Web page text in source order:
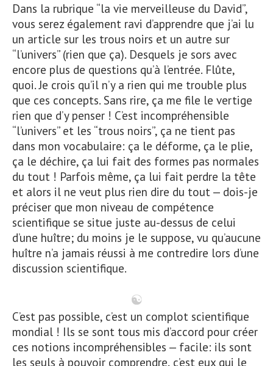
Dans la rubrique “la vie merveilleuse du David”,
vous serez également ravi d’apprendre que j’ai lu
un article sur les trous noirs et un autre sur
“l’univers” (rien que ça). Desquels je sors avec
encore plus de questions qu’à l’entrée. Flûte,
quoi. Je crois qu’il n’y a rien qui me trouble plus
que ces concepts. Sans rire, ça me file le vertige
rien que d’y penser ! C’est incompréhensible
“l’univers” et les “trous noirs”, ça ne tient pas
dans mon vocabulaire: ça le déforme, ça le plie,
ça le déchire, ça lui fait des formes pas normales
du tout ! Parfois même, ça lui fait perdre la tête
et alors il ne veut plus rien dire du tout — dois-je
préciser que mon niveau de compétence
scientifique se situe juste au-dessus de celui
d’une huître; du moins je le suppose, vu qu’aucune
huître n’a jamais réussi à me contredire lors d’une
discussion scientifique.
C’est pas possible, c’est un complot scientifique
mondial ! Ils se sont tous mis d’accord pour créer
ces notions incompréhensibles — facile: ils sont
les seuls à pouvoir comprendre, c’est eux qui le